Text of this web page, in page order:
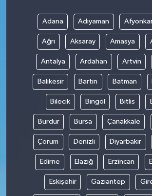
Adana Adıyaman
Ağrı Aksaray Amasya
Antalya Ardahan Artvin
Balıkesir Bartın Batman
Bilecik Bingöl Bitlis
Burdur Bursa Çanakkale
Çorum Denizli Diyarbakır
Edirne Elazığ Erzincan
Eskişehir Gaziantep
Spor
Teknoloji